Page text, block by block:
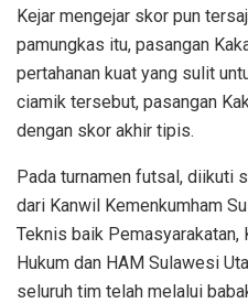
Kejar mengejar skor pun
pamungkas itu, pasangan
pertahanan kuat yang sulit
ciamik tersebut, pasangan
dengan skor akhir tipis.
Pada turnamen futsal, diikuti
dari Kanwil Kemenkumham
Teknis baik
Hukum dan HAM Sulawesi
seluruh tim telah melalui